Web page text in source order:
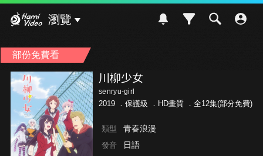
瀏覽
部份免費看
川柳少女
senryu-girl
2019 ． 保護級 ．HD畫質 ．全12集(部分免費)
類型 青春浪漫
發音 日語